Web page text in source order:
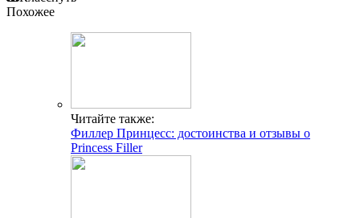
Похожее
Читайте также:
Филлер Принцесс: достоинства и отзывы о
Princess Filler